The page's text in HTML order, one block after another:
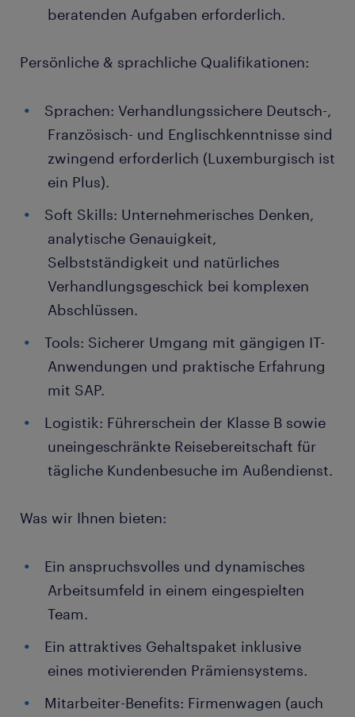
beratenden Aufgaben erforderlich.
Persönliche & sprachliche Qualifikationen:
Sprachen: Verhandlungssichere Deutsch-,
Französisch- und Englischkenntnisse sind
zwingend erforderlich (Luxemburgisch ist
ein Plus).
Soft Skills: Unternehmerisches Denken,
analytische Genauigkeit,
Selbstständigkeit und natürliches
Verhandlungsgeschick bei komplexen
Abschlüssen.
Tools: Sicherer Umgang mit gängigen IT-
Anwendungen und praktische Erfahrung
mit SAP.
Logistik: Führerschein der Klasse B sowie
uneingeschränkte Reisebereitschaft für
tägliche Kundenbesuche im Außendienst.
Was wir Ihnen bieten:
Ein anspruchsvolles und dynamisches
Arbeitsumfeld in einem eingespielten
Team.
Ein attraktives Gehaltspaket inklusive
eines motivierenden Prämiensystems.
Mitarbeiter-Benefits: Firmenwagen (auch